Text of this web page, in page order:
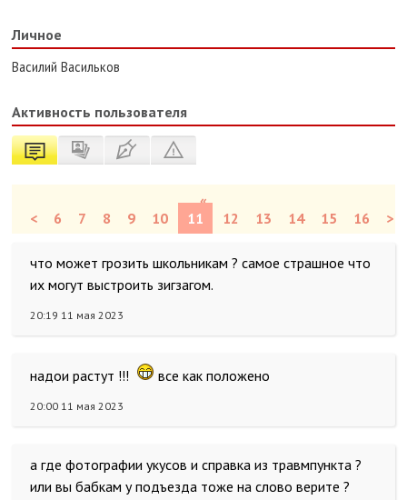
Личное
Василий Васильков
Активность пользователя
«
<
6 7 8 9 10 11 12 13 14 15 16 >
что может грозить школьникам ? самое страшное что
их могут выстроить зигзагом.
20:19 11 мая 2023
надои растут !!! все как положено
20:00 11 мая 2023
а где фотографии укусов и справка из травмпункта ?
или вы бабкам у подъезда тоже на слово верите ?